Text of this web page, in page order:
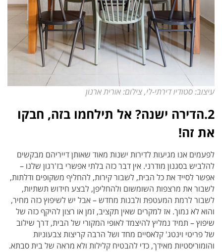
עיצוב: סטודיו דירתי-לי, צילום: אורית ארנון
2.הדירה ישנה? אל תילחמו בזה, חבקו
את זה!
לפעמים אנו מגיעות לדירות ישנות מאוד שאותן דייריהם מבקשים
להלביש בסגנון מודרני. אין דבר כזה בלתי אפשרי בז'רגון שלנו –
אפשר לסייד את כל הבית, לשבור קירות, להחליף משקופים ודלתות,
לשבור את מרצפות השומשום ולהחליפן, לבצע חידוש תשתיות,
לשבור לרמת המעטפת ולבנות מחדש – אבל יש לשיפוץ כזה מחיר,
והוא לא נמוך. אז למקרים שאין תקציב, זמן או רצון להיקף כזה של
שיפוץ – תמיד נמליץ להיצמד לאופי המקורי של הבית, דרך שילוב
של פריטי וינטג' קלאסיים מחד ושל הרבה קריצות צבעוניות
והומוריסטיות מאידך, כדי להבטיח קלילות ולא מראה של בית סבתא.